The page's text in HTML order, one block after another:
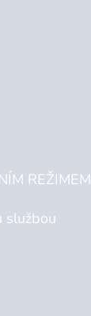
REŽIMEM
službou